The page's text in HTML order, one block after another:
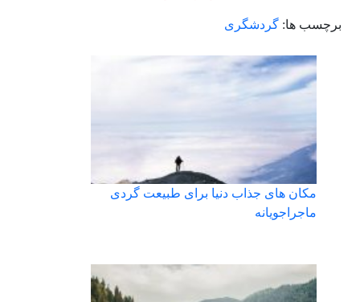
برچسب ها: گردشگری
مکان های جذاب دنیا برای طبیعت گردی
ماجراجویانه